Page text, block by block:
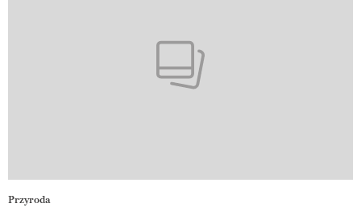
Przyroda